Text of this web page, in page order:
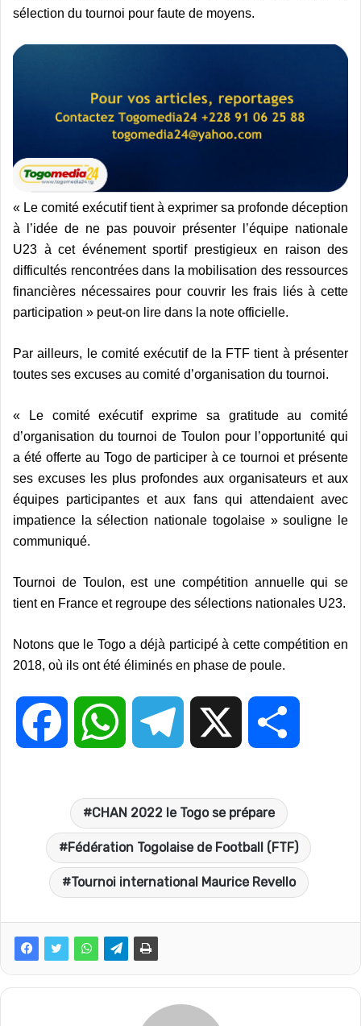
sélection du tournoi pour faute de moyens.
« Le comité exécutif tient à exprimer sa profonde déception
à l’idée de ne pas pouvoir présenter l’équipe nationale
U23 à cet événement sportif prestigieux en raison des
difficultés rencontrées dans la mobilisation des ressources
financières nécessaires pour couvrir les frais liés à cette
participation » peut-on lire dans la note officielle.
Par ailleurs, le comité exécutif de la FTF tient à présenter
toutes ses excuses au comité d’organisation du tournoi.
« Le comité exécutif exprime sa gratitude au comité
d’organisation du tournoi de Toulon pour l’opportunité qui
a été offerte au Togo de participer à ce tournoi et présente
ses excuses les plus profondes aux organisateurs et aux
équipes participantes et aux fans qui attendaient avec
impatience la sélection nationale togolaise » souligne le
communiqué.
Tournoi de Toulon, est une compétition annuelle qui se
tient en France et regroupe des sélections nationales U23.
Notons que le Togo a déjà participé à cette compétition en
2018, où ils ont été éliminés en phase de poule.
c
e
o
a
t
A
l
e
r
t
g
CHAN 2022 le Togo se prépare
Fédération Togolaise de Football (FTF)
Tournoi international Maurice Revello